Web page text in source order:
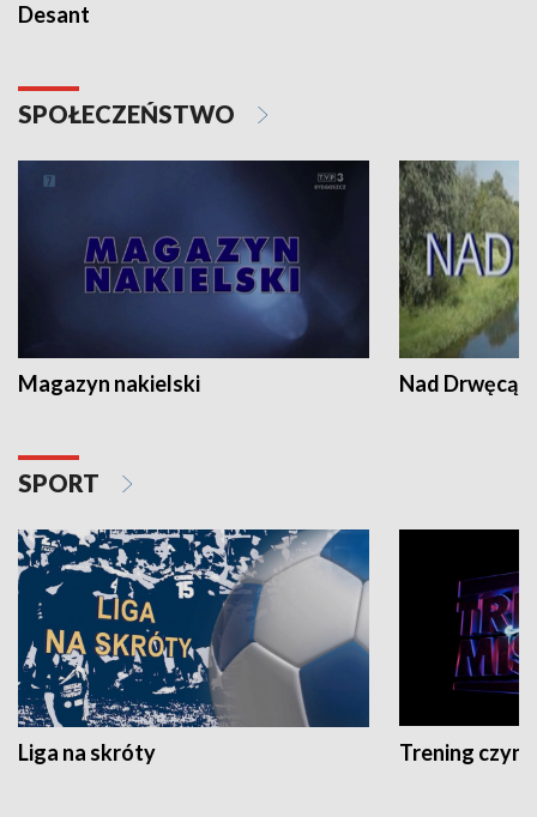
Desant
SPOŁECZEŃSTWO
Magazyn nakielski Nad Drwęcą
SPORT
Liga na skróty Trening czyni